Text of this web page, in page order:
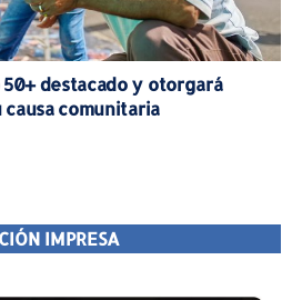
destacado y otorgará
causa comunitaria
IMPRESA